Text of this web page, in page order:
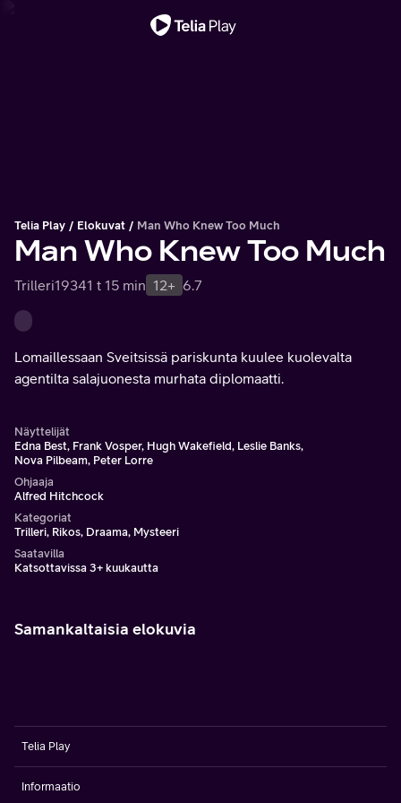
Telia Play Elokuvat Man Who Knew Too Much
Man Who Knew Too Much
Trilleri19341 t 15 min 12+ 6.7
Lomaillessaan Sveitsissä pariskunta kuulee kuolevalta
agentilta salajuonesta murhata diplomaatti.
Näyttelijät
Edna Best, Frank Vosper, Hugh Wakefield, Leslie Banks,
Nova Pilbeam, Peter Lorre
Ohjaaja
Alfred Hitchcock
Kategoriat
Trilleri, Rikos, Draama, Mysteeri
Saatavilla
Katsottavissa 3+ kuukautta
Samankaltaisia elokuvia
Telia Play
Informaatio